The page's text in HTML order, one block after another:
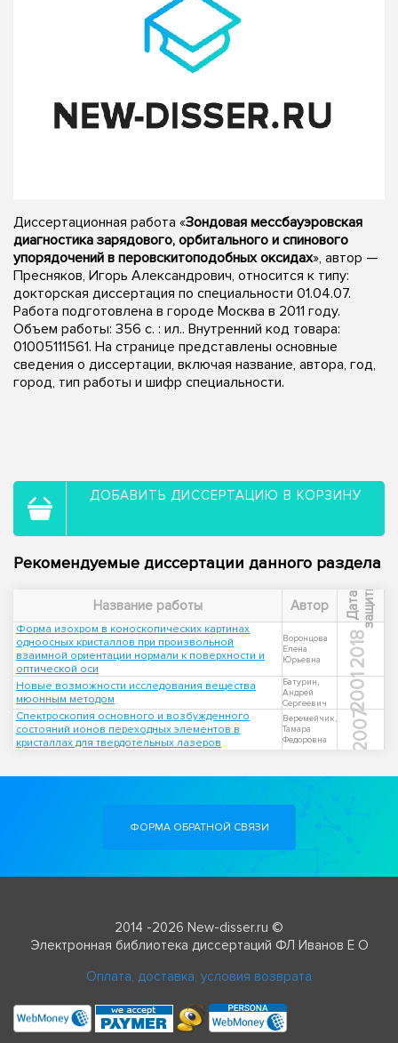
Диссертационная работа «Зондовая мессбауэровская
диагностика зарядового, орбитального и спинового
упорядочений в перовскитоподобных оксидах», автор —
Пресняков, Игорь Александрович, относится к типу:
докторская диссертация по специальности 01.04.07.
Работа подготовлена в городе Москва в 2011 году.
Объем работы: 356 с. : ил.. Внутренний код товара:
01005111561. На странице представлены основные
сведения о диссертации, включая название, автора, год,
город, тип работы и шифр специальности.
ДОБАВИТЬ ДИССЕРТАЦИЮ В КОРЗИНУ
Рекомендуемые диссертации данного раздела
Название работы Автор Д
а
т
а
з
а
щ
и
т ы
Форма изохром в коноскопических картинах
одноосных кристаллов при произвольной
взаимной ориентации нормали к поверхности и
оптической оси
Воронцова
Елена
Юрьевна
2018
Новые возможности исследования вещества
мюонным методом
Батурин,
Андрей
Сергеевич
2001
Спектроскопия основного и возбужденного
состояний ионов переходных элементов в
кристаллах для твердотельных лазеров
Веремейчик,
Тамара
Федоровна
2007
ФОРМА ОБРАТНОЙ СВЯЗИ
2014 -2026 New-disser.ru ©
Электронная библиотека диссертаций ФЛ Иванов Е О
Оплата, доставка, условия возврата